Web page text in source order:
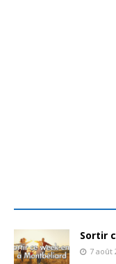
Sortir
7 août